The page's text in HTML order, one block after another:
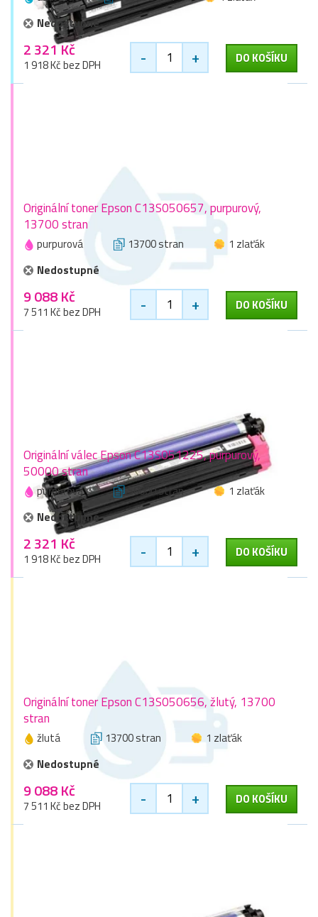
Nedostupné
2 321 Kč
1 918 Kč bez DPH - + DO KOŠÍKU
Originální toner Epson C13S050657, purpurový,
13700 stran
purpurová 13700 stran
1 zlaťák
Nedostupné
9 088 Kč
7 511 Kč bez DPH - + DO KOŠÍKU
Originální válec Epson C13S051225, purpurový,
50000 stran
purpurová 50000 stran
1 zlaťák
Nedostupné
2 321 Kč
1 918 Kč bez DPH - + DO KOŠÍKU
Originální toner Epson C13S050656, žlutý, 13700
stran
žlutá 13700 stran
1 zlaťák
Nedostupné
9 088 Kč
7 511 Kč bez DPH - + DO KOŠÍKU